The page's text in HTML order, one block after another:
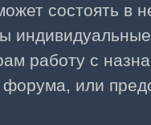
состоять в
работу с
или